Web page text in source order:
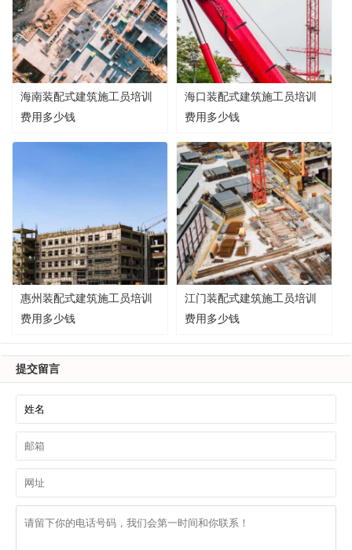
海南装配式建筑施工员培训
费用多少钱
海口装配式建筑施工员培训
费用多少钱
惠州装配式建筑施工员培训
费用多少钱
江门装配式建筑施工员培训
费用多少钱
提交留言